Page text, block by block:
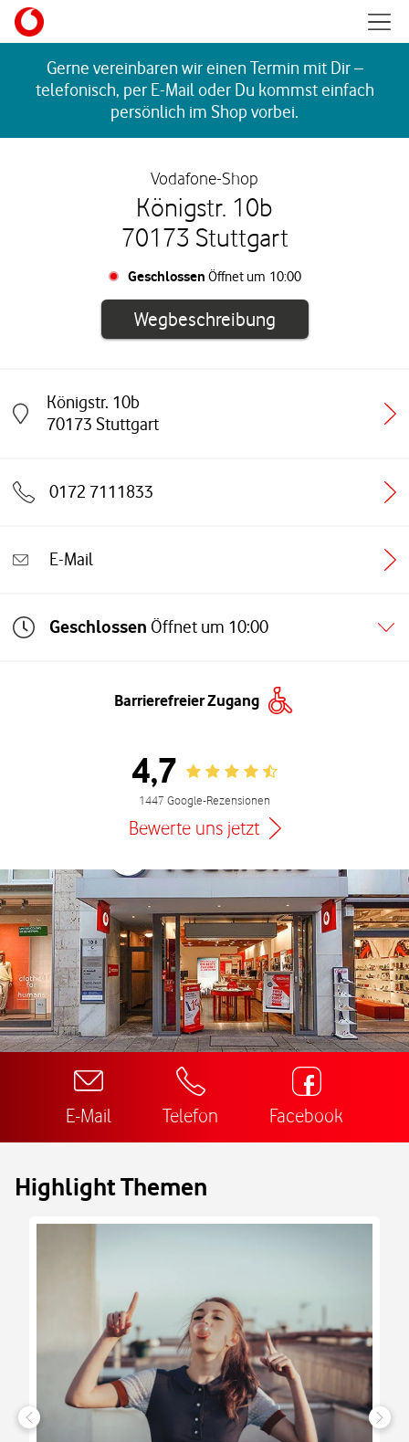
Skip to content
Gerne vereinbaren wir einen Termin mit Dir –
telefonisch, per E-Mail oder Du kommst einfach
persönlich im Shop vorbei.
Vodafone-Shop
Königstr. 10b
70173 Stuttgart
Geschlossen Öffnet um 10:00
WegbeschreibungLink öffnet in
Königstr. 10b
70173 Stuttgart
Link öffnet in einem neuen Tab
0172 7111833
E-Mail
Geschlossen Öffnet um 10:00
Barrierefreier Zugang
4,7 Rating 4.7
1447 Google-Rezensionen
Bewerte uns jetzt
E-Mail Telefon Facebook
Highlight Themen